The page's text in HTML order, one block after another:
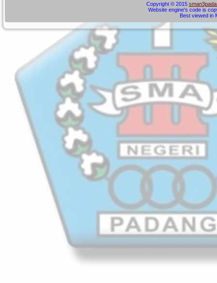
Copyright © 2015
Website engine's code is
Best viewed in